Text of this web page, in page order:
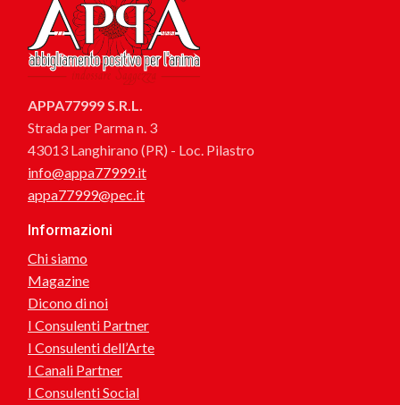
APPA77999 S.R.L.
Strada per Parma n. 3
43013 Langhirano (PR) - Loc. Pilastro
info@appa77999.it
appa77999@pec.it
Informazioni
Chi siamo
Magazine
Dicono di noi
I Consulenti Partner
I Consulenti dell’Arte
I Canali Partner
I Consulenti Social